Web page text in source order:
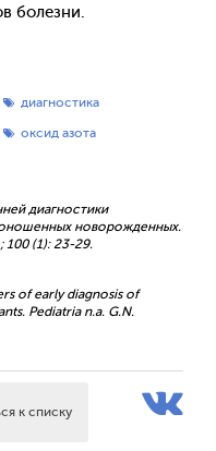
бо­лез­ни.
диагностика
оксид азота
диагностики
новорожденных.
100 (1): 23-29.
of early diagnosis of
Pediatria n.a. G.N.
к списку